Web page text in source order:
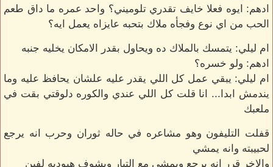
ادهم: ايوه فعلا خايف تقدري تلوميني؟ واحد عمره ما داق طعم
الحب من اي نوع وفجأه ملاك بتحبه عايزاه يعمل ايه؟
ام ليلي: يتمسك بالملاك ده ويحاول بقدر الامكان يخليه جنبه
ادهم: ولو خسره؟
ام ليلي: يبقي عمل كل اللي يقدر عليه علشان يحافظ عليه وما
يندمش ابدا... انا قلت كل اللي عندي والكوره دلوقتي بقت في
ملعبك
قفلت التليفون وهو مشاعره في حاله ثوران وحرب انه يرجع
لحبيبته وانه يمشي
والاخر قرر انه يرجع ويمشي مع التيار ويشوف هيوديه لفين